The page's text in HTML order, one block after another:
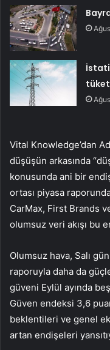
Vital Knowledge’dan
düşüşün arkasında
konusunda ani bir
ortası piyasa
CarMax, First Brands
olumsuz veri akışı bu
Olumsuz hava, Salı
raporuyla daha da
güveni Eylül ayında
Güven endeksi 3,6
beklentileri ve genel
artan endişeleri